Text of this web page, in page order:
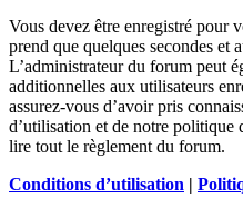
Vous devez être enregistré pour
prend que quelques secondes et
L’administrateur du forum peut
additionnelles aux utilisateurs
assurez-vous d’avoir pris
d’utilisation et de notre politique
lire tout le règlement du forum.
Conditions d’utilisation |